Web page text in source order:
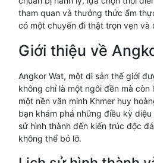
tham quan và thưởng thức ẩm
có một chuyến đi thật trọn vẹn và
Giới thiệu về
Angkor Wat, một di sản thế giới
không chỉ là một ngôi đền mà còn
một nền văn minh Khmer huy
bạn khám phá những điều kỳ
sử hình thành đến kiến trúc độc
không thể bỏ lỡ.